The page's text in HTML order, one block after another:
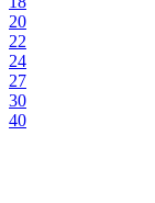
20
22
24
27
30
40